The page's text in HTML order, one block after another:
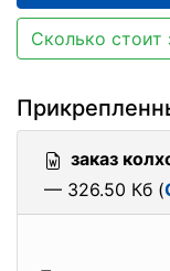
Сколько стоит
заказ
— 326.50 Кб (